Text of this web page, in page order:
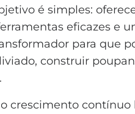
é simples:
eficazes e
para que
construir
crescimento contínuo